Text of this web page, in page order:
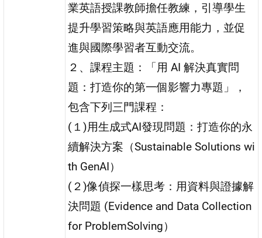
業英語授課教師擔任教練，引導學生
提升學習策略與英語應用能力，並促
進與國際學習者互動交流。
２、課程主題：「用 AI 解決真實問
題：打造你的第一個影響力專題」，
包含下列三門課程：
(１)用生成式AI發現問題：打造你的永
續解決方案（Sustainable Solutions wi
th GenAI）
(２)像偵探一樣思考：用資料與證據解
決問題 (Evidence and Data Collection
for ProblemSolving）